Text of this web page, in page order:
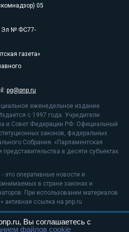
05
Эл № ФС77-
газета»
pg@pnp.ru
еженедельное издание
с 1997 года. Учредители
и Совет Федерации РФ. Официальный
законов, федеральных
Собрания. «Парламентская
представительства в десяти субъектах
это оперативные новости и
в стране законах и
При использовании материалов
активная ссылка на pnp.ru
применяютсярекомендательные
Вы соглашаетесь с
файлов cookie